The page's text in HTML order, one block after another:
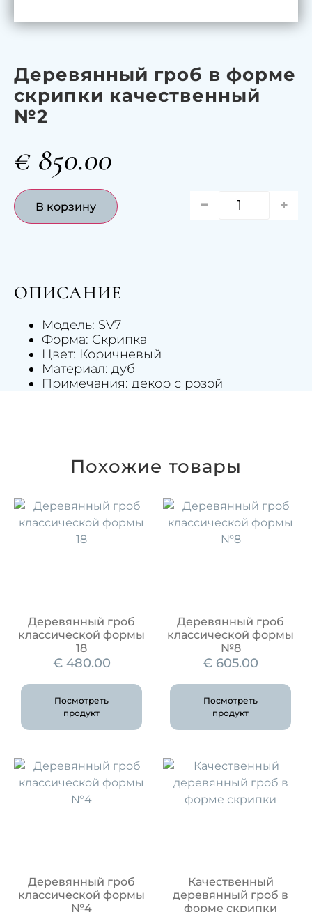
Деревянный гроб в форме
скрипки качественный
№2
€ 850.00
- +
В корзину
ОПИСАНИЕ
Модель: SV7
Форма: Скрипка
Цвет: Коричневый
Материал: дуб
Примечания: декор с розой
Похожие товары
Деревянный гроб
классической формы
18
€480.00
Посмотреть
продукт
Деревянный гроб
классической формы
№8
€ 605.00
Посмотреть
продукт
Деревянный гроб
классической формы
№4
Качественный
деревянный гроб в
форме скрипки